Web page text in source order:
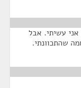
עשיתי. אבל
שהתכוונתי.